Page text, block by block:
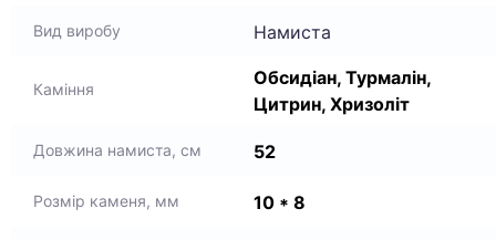
Вид виробу Намиста
Каміння
Обсидіан, Турмалін,
Цитрин, Хризоліт
Довжина намиста, см 52
Розмір каменя, мм 10 * 8